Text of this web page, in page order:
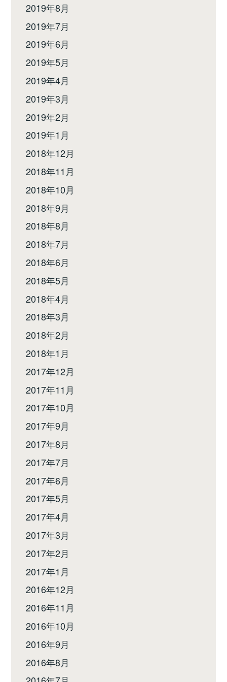
2019年8月
2019年7月
2019年6月
2019年5月
2019年4月
2019年3月
2019年2月
2019年1月
2018年12月
2018年11月
2018年10月
2018年9月
2018年8月
2018年7月
2018年6月
2018年5月
2018年4月
2018年3月
2018年2月
2018年1月
2017年12月
2017年11月
2017年10月
2017年9月
2017年8月
2017年7月
2017年6月
2017年5月
2017年4月
2017年3月
2017年2月
2017年1月
2016年12月
2016年11月
2016年10月
2016年9月
2016年8月